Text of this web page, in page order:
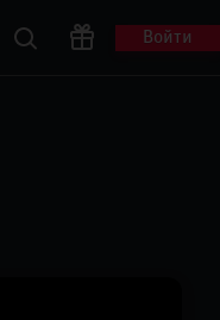
Войти